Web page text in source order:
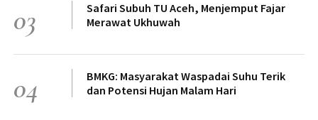
03
Safari Subuh TU Aceh, Menjemput Fajar
Merawat Ukhuwah
04
BMKG: Masyarakat Waspadai Suhu Terik
dan Potensi Hujan Malam Hari